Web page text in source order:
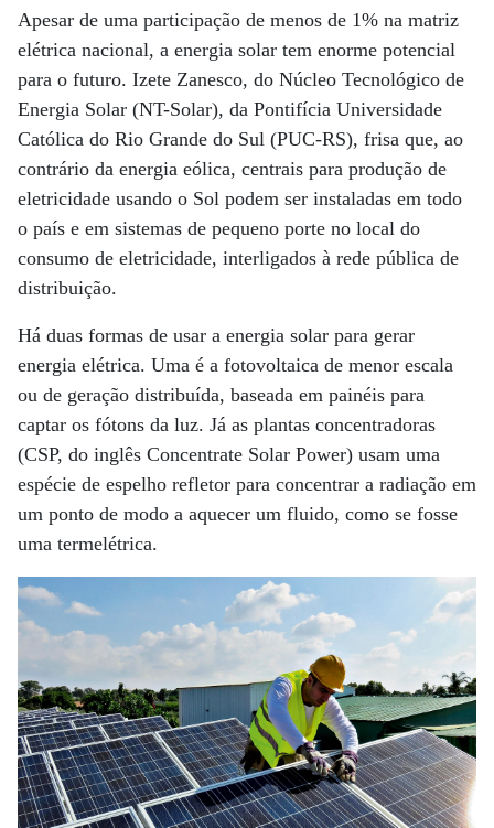
Apesar de uma participação de menos de 1% na matriz
elétrica nacional, a energia solar tem enorme potencial
para o futuro. Izete Zanesco, do Núcleo Tecnológico de
Energia Solar (NT-Solar), da Pontifícia Universidade
Católica do Rio Grande do Sul (PUC-RS), frisa que, ao
contrário da energia eólica, centrais para produção de
eletricidade usando o Sol podem ser instaladas em todo
o país e em sistemas de pequeno porte no local do
consumo de eletricidade, interligados à rede pública de
distribuição.
Há duas formas de usar a energia solar para gerar
energia elétrica. Uma é a fotovoltaica de menor escala
ou de geração distribuída, baseada em painéis para
captar os fótons da luz. Já as plantas concentradoras
(CSP, do inglês Concentrate Solar Power) usam uma
espécie de espelho refletor para concentrar a radiação em
um ponto de modo a aquecer um fluido, como se fosse
uma termelétrica.